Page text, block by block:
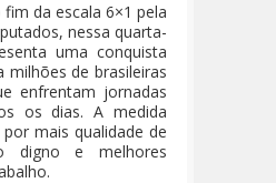
da escala 6×1 pela
nessa quarta-
uma conquista
milhões de brasileiras
enfrentam jornadas
os dias. A medida
mais qualidade de
digno e melhores